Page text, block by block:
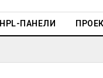
HPL-ПАНЕЛИ